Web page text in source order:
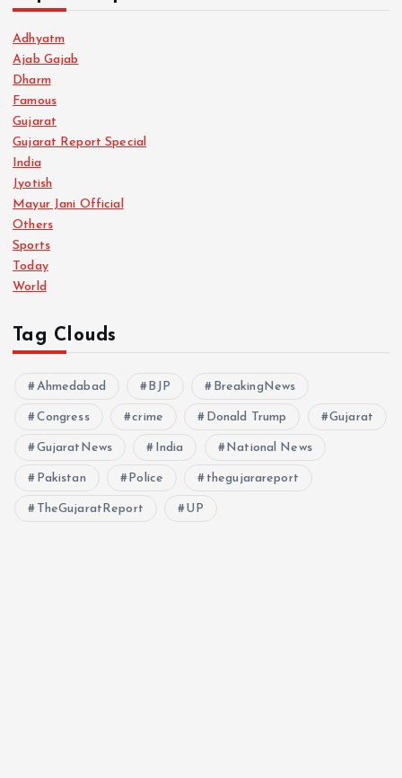
Adhyatm
Ajab Gajab
Dharm
Famous
Gujarat
Gujarat Report Special
India
Jyotish
Mayur Jani Official
Others
Sports
Today
World
Tag Clouds
Ahmedabad BJP BreakingNews
Congress crime Donald Trump Gujarat
GujaratNews India National News
Pakistan Police thegujarareport
TheGujaratReport UP